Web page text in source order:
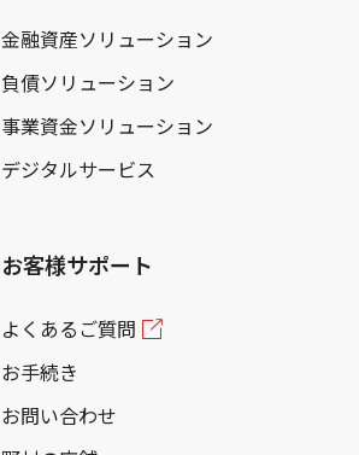
金融資産ソリューション
負債ソリューション
事業資金ソリューション
デジタルサービス
お客様サポート
よくあるご質問
お手続き
お問い合わせ